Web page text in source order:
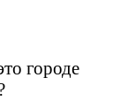
городе